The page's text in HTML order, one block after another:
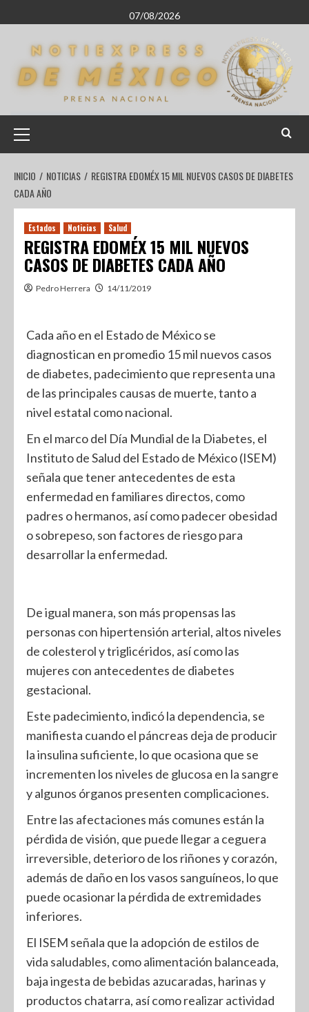
07/08/2026
INICIO NOTICIAS
REGISTRA EDOMÉX 15 MIL NUEVOS CASOS DE DIABETES
CADA AÑO
Estados Noticias Salud
REGISTRA EDOMÉX 15 MIL NUEVOS
CASOS DE DIABETES CADA AÑO
Pedro Herrera 14/11/2019
Cada año en el Estado de México se
diagnostican en promedio 15 mil nuevos casos
de diabetes, padecimiento que representa una
de las principales causas de muerte, tanto a
nivel estatal como nacional.
En el marco del Día Mundial de la Diabetes, el
Instituto de Salud del Estado de México (ISEM)
señala que tener antecedentes de esta
enfermedad en familiares directos, como
padres o hermanos, así como padecer obesidad
o sobrepeso, son factores de riesgo para
desarrollar la enfermedad.
De igual manera, son más propensas las
personas con hipertensión arterial, altos niveles
de colesterol y triglicéridos, así como las
mujeres con antecedentes de diabetes
gestacional.
Este padecimiento, indicó la dependencia, se
manifiesta cuando el páncreas deja de producir
la insulina suficiente, lo que ocasiona que se
incrementen los niveles de glucosa en la sangre
y algunos órganos presenten complicaciones.
Entre las afectaciones más comunes están la
pérdida de visión, que puede llegar a ceguera
irreversible, deterioro de los riñones y corazón,
además de daño en los vasos sanguíneos, lo que
puede ocasionar la pérdida de extremidades
inferiores.
El ISEM señala que la adopción de estilos de
vida saludables, como alimentación balanceada,
baja ingesta de bebidas azucaradas, harinas y
productos chatarra, así como realizar actividad